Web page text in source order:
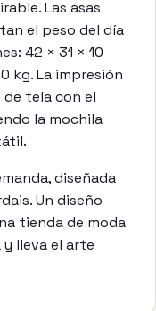
Las asas
el peso del día
42 × 31 × 10
kg. La impresión
tela con el
la mochila
diseñada
Un diseño
tienda de moda
lleva el arte